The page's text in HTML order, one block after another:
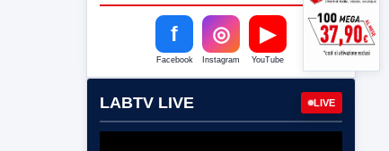
f
Facebook
◎
Instagram
▶
YouTube
LABTV LIVE LIVE